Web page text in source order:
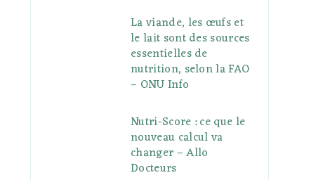
La viande, les œufs et
le lait sont des sources
essentielles de
nutrition, selon la FAO
– ONU Info
Nutri-Score : ce que le
nouveau calcul va
changer – Allo
Docteurs